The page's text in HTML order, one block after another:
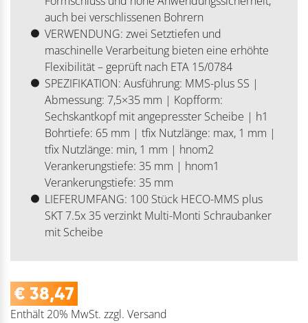
auch bei verschlissenen Bohrern
VERWENDUNG: zwei Setztiefen und
maschinelle Verarbeitung bieten eine erhöhte
Flexibilität – geprüft nach ETA 15/0784
SPEZIFIKATION: Ausführung: MMS-plus SS |
Abmessung: 7,5×35 mm | Kopfform:
Sechskantkopf mit angepresster Scheibe | h1
Bohrtiefe: 65 mm | tfix Nutzlänge: max, 1 mm |
tfix Nutzlänge: min, 1 mm | hnom2
Verankerungstiefe: 35 mm | hnom1
Verankerungstiefe: 35 mm
LIEFERUMFANG: 100 Stück HECO-MMS plus
SKT 7.5x 35 verzinkt Multi-Monti Schraubanker
mit Scheibe
€ 38,47
Enthält 20% MwSt. zzgl. Versand